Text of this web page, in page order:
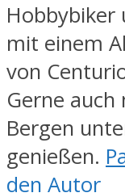
Hobbybiker
mit einem
von
Gerne auch
Bergen
genießen.
den Autor